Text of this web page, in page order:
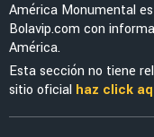
América Monumental
Bolavip.com con
América.
Esta sección no tiene
sitio oficial haz click